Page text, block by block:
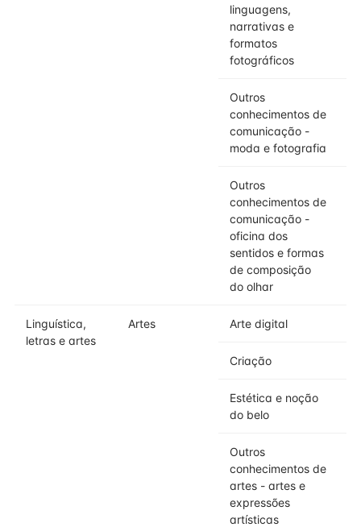
linguagens,
narrativas e
formatos
fotográficos
Outros
conhecimentos de
comunicação -
moda e fotografia
Outros
conhecimentos de
comunicação -
oficina dos
sentidos e formas
de composição
do olhar
Linguística,
letras e artes
Artes Arte digital
Criação
Estética e noção
do belo
Outros
conhecimentos de
artes - artes e
expressões
artísticas